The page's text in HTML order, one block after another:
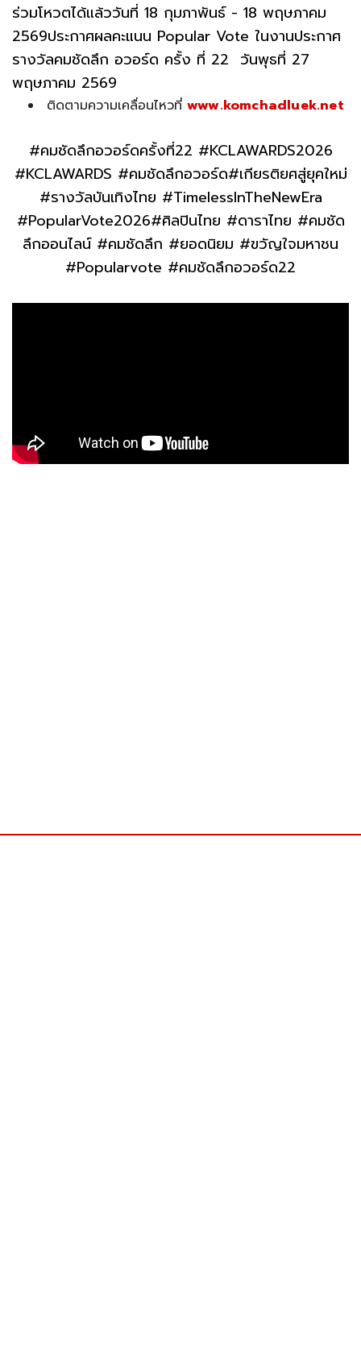
ร่วมโหวตได้แล้ววันที่ 18 กุมภาพันธ์ - 18 พฤษภาคม
2569ประกาศผลคะแนน Popular Vote ในงานประกาศ
รางวัลคมชัดลึก อวอร์ด ครั้ง ที่ 22 วันพุธที่ 27
พฤษภาคม 2569
ติดตามความเคลื่อนไหวที่ www.komchadluek.net
#คมชัดลึกอวอร์ดครั้งที่22 #KCLAWARDS2026
#KCLAWARDS #คมชัดลึกอวอร์ด#เกียรติยศสู่ยุคใหม่
#รางวัลบันเทิงไทย #TimelessInTheNewEra
#PopularVote2026#ศิลปินไทย #ดาราไทย #คมชัด
ลึกออนไลน์ #คมชัดลึก #ยอดนิยม #ขวัญใจมหาชน
#Popularvote #คมชัดลึกอวอร์ด22